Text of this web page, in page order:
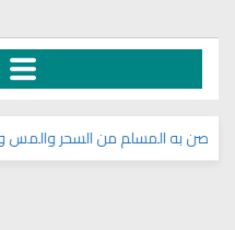
به المسلم من السحر والمس